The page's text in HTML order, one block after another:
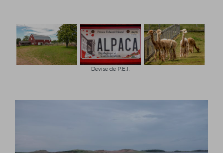
Devise de P.E.I.